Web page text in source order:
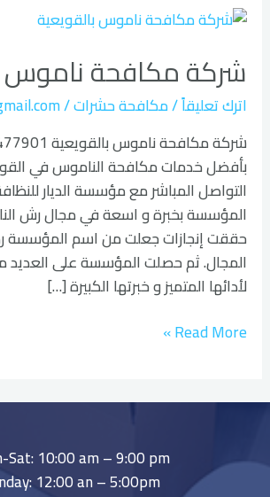
شركة مكافحة ناموس
اترك تعليقاً/مكافحة حشرات/
بأفضل خدمات مكافحة الناموس في
التواصل المباشر مع مؤسسة الديار
المؤسسة بخبرة و اسعة في مجال رش
حققت إنجازات جعلت من اسم المؤسسة
المجال. ثم حصلت المؤسسة على العديد من
لأدائها المتميز و خبرتها الكبيرة […]
شركة
ناموس
بالقويعية
Read More »
Sat: 10:00 am – 9:00 pm
12:00 an – 5:00pm